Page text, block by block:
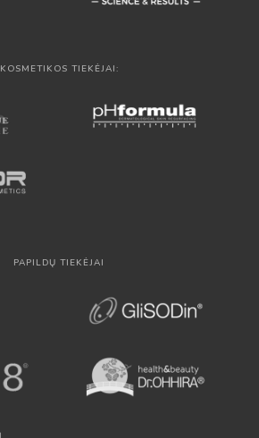
KOSMETIKOS TIEKĖJAI:
PAPILDŲ TIEKĖJAI